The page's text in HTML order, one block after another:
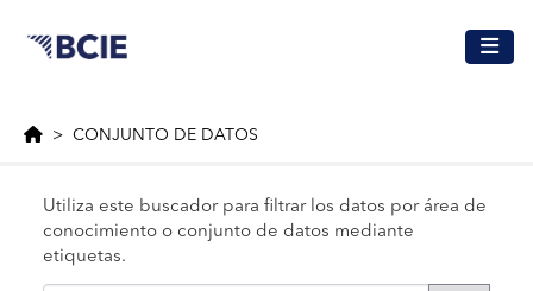
CONJUNTO DE DATOS
Utiliza este buscador para filtrar los datos por área de
conocimiento o conjunto de datos mediante
etiquetas.